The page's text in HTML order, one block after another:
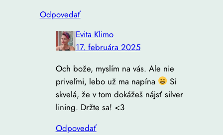
Odpovedať
Evita Klimo
17. februára 2025
Och bože, myslím na vás. Ale nie
priveľmi, lebo už ma napína
Si
skvelá, že v tom dokážeš nájsť silver
lining. Držte sa! <3
Odpovedať